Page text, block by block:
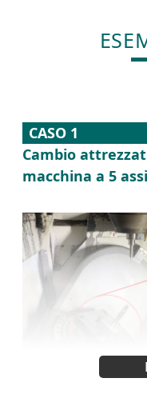
CASO 1
Cambio
macchina a 5 assi